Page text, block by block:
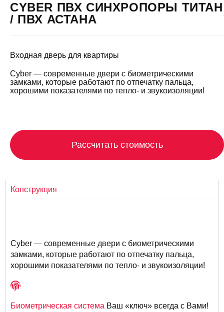
CYBER ПВХ СИНХРОПОРЫ ТИТАН
/ ПВХ АСТАНА
Входная дверь для квартиры
Cyber — современные двери с биометрическими
замками, которые работают по отпечатку пальца,
хорошими показателями по тепло- и звукоизоляции!
Рассчитать стоимость
Конструкция
Cyber — современные двери с биометрическими
замками, которые работают по отпечатку пальца,
хорошими показателями по тепло- и звукоизоляции!
Биометрическая система Ваш «ключ» всегда с Вами!